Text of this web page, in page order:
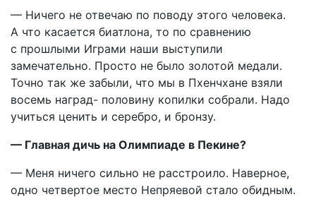
— Ничего не отвечаю по поводу этого человека.
А что касается биатлона, то по сравнению
с прошлыми Играми наши выступили
замечательно. Просто не было золотой медали.
Точно так же забыли, что мы в Пхенчхане взяли
восемь наград- половину копилки собрали. Надо
учиться ценить и серебро, и бронзу.
— Главная дичь на Олимпиаде в Пекине?
— Меня ничего сильно не расстроило. Наверное,
одно четвертое место Непряевой стало обидным.